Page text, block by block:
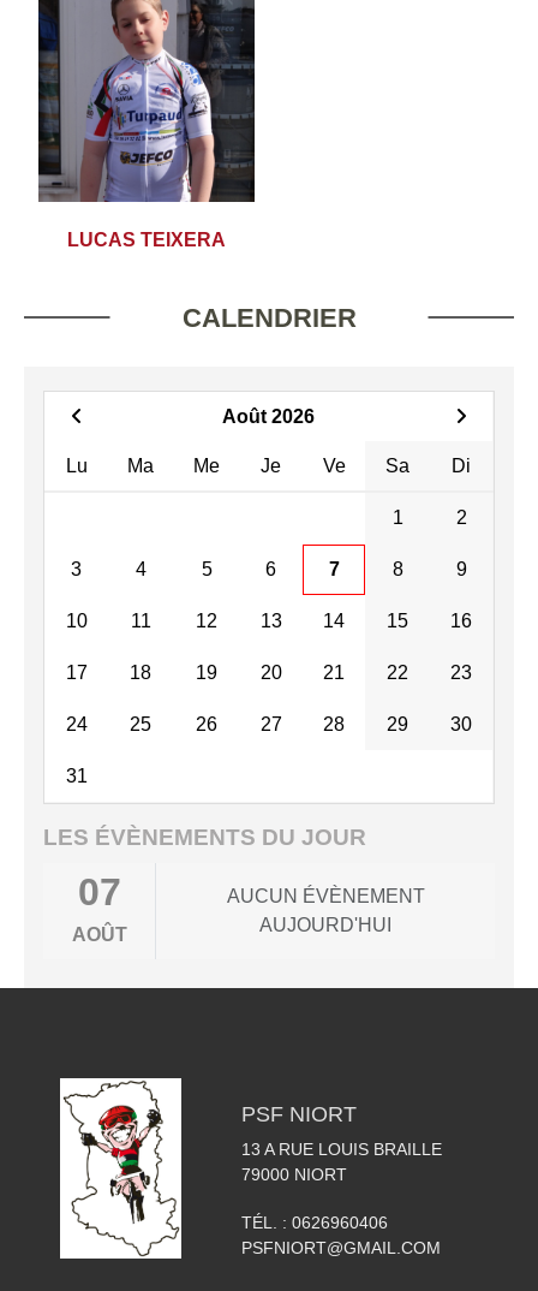
LUCAS TEIXERA
CALENDRIER
Août 2026
Lu Ma Me Je Ve Sa Di
1 2
3 4 5 6 7 8 9
10 11 12 13 14 15 16
17 18 19 20 21 22 23
24 25 26 27 28 29 30
31
LES ÉVÈNEMENTS DU JOUR
07
AOÛT
AUCUN ÉVÈNEMENT
AUJOURD'HUI
PSF NIORT
13 A RUE LOUIS BRAILLE
79000 NIORT
TÉL. : 0626960406
PSFNIORT@GMAIL.COM